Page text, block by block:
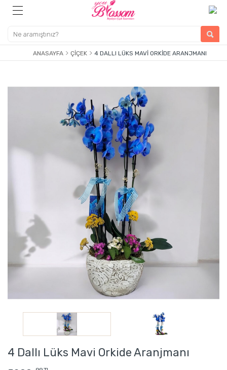
ANASAYFA ÇIÇEK 4 DALLI LÜKS MAVI ORKIDE ARANJMANI
4 Dallı Lüks Mavi Orkide Aranjmanı